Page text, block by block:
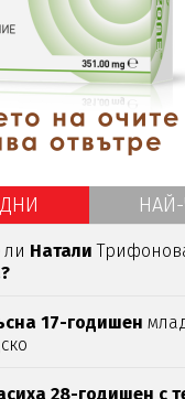
ли Натали
17-годишен
28-годишен с